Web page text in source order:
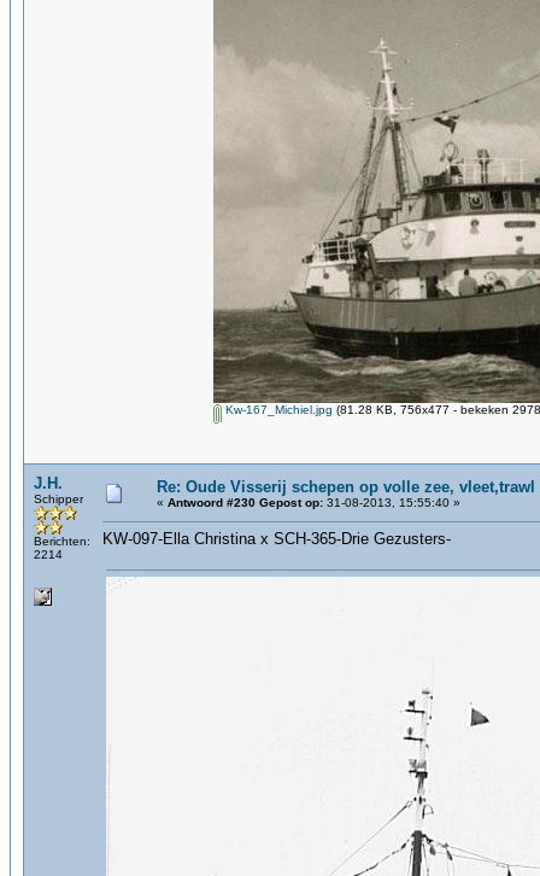
Kw-167_Michiel.jpg (81.28 KB, 756x477 - bekeken
J.H.
Schipper
Berichten:
2214
Re: Oude Visserij schepen op volle zee, vleet,trawl
« Antwoord #230 Gepost op: 31-08-2013, 15:55:40 »
KW-097-Ella Christina x SCH-365-Drie Gezusters-